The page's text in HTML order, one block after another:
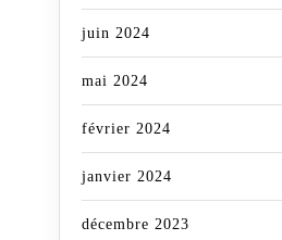
juin 2024
mai 2024
février 2024
janvier 2024
décembre 2023